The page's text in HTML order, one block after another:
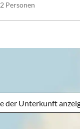
Personen
der Unterkunft